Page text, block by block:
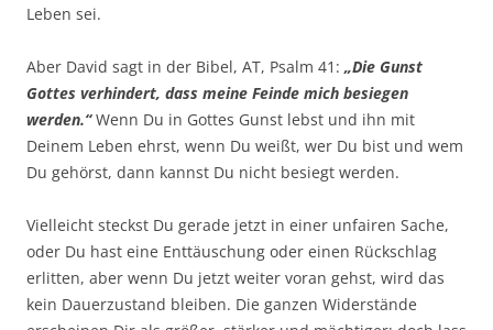
Leben sei.
Aber David sagt in der Bibel, AT, Psalm 41: „Die Gunst
Gottes verhindert, dass meine Feinde mich besiegen
werden.“Wenn Du in Gottes Gunst lebst und ihn mit
Deinem Leben ehrst, wenn Du weißt, wer Du bist und wem
Du gehörst, dann kannst Du nicht besiegt werden.
Vielleicht steckst Du gerade jetzt in einer unfairen Sache,
oder Du hast eine Enttäuschung oder einen Rückschlag
erlitten, aber wenn Du jetzt weiter voran gehst, wird das
kein Dauerzustand bleiben. Die ganzen Widerstände